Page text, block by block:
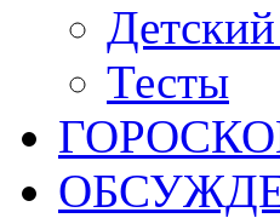
Тесты